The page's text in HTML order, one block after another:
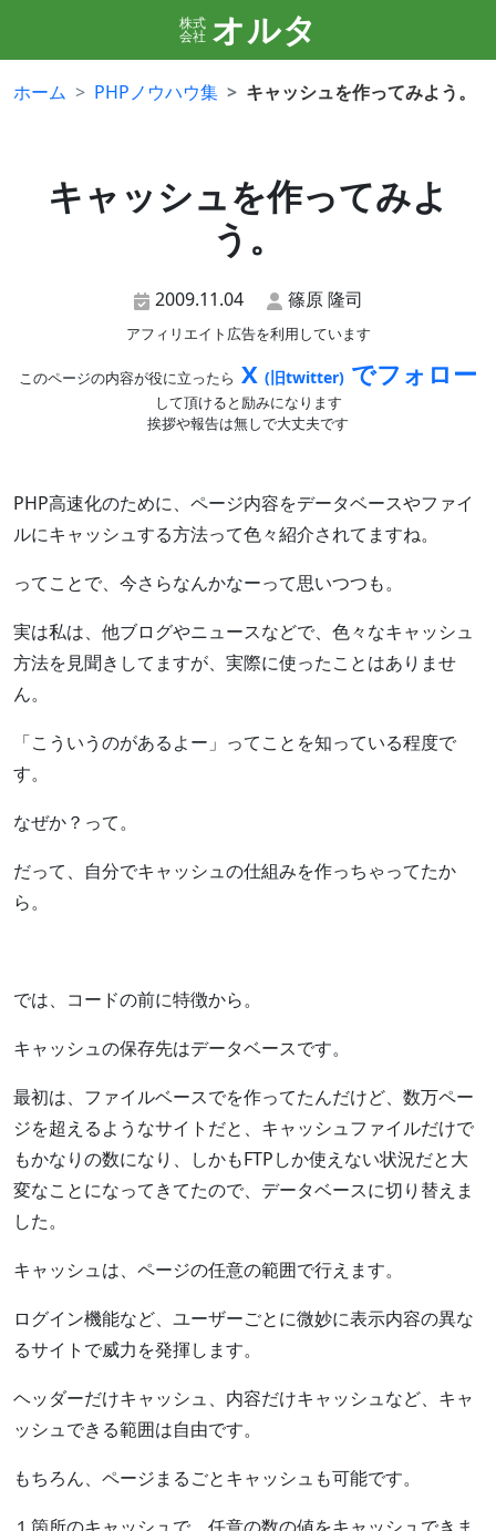
株式
会社 オルタ
ホーム PHPノウハウ集 キャッシュを作ってみよう。
キャッシュを作ってみよ
う。
2009.11.04 篠原 隆司
アフィリエイト広告を利用しています
このページの内容が役に立ったら X (旧twitter) でフォロー
して頂けると励みになります
挨拶や報告は無しで大丈夫です
PHP高速化のために、ページ内容をデータベースやファイ
ルにキャッシュする方法って色々紹介されてますね。
ってことで、今さらなんかなーって思いつつも。
実は私は、他ブログやニュースなどで、色々なキャッシュ
方法を見聞きしてますが、実際に使ったことはありませ
ん。
「こういうのがあるよー」ってことを知っている程度で
す。
なぜか？って。
だって、自分でキャッシュの仕組みを作っちゃってたか
ら。
では、コードの前に特徴から。
キャッシュの保存先はデータベースです。
最初は、ファイルベースでを作ってたんだけど、数万ペー
ジを超えるようなサイトだと、キャッシュファイルだけで
もかなりの数になり、しかもFTPしか使えない状況だと大
変なことになってきてたので、データベースに切り替えま
した。
キャッシュは、ページの任意の範囲で行えます。
ログイン機能など、ユーザーごとに微妙に表示内容の異な
るサイトで威力を発揮します。
ヘッダーだけキャッシュ、内容だけキャッシュなど、キャ
ッシュできる範囲は自由です。
もちろん、ページまるごとキャッシュも可能です。